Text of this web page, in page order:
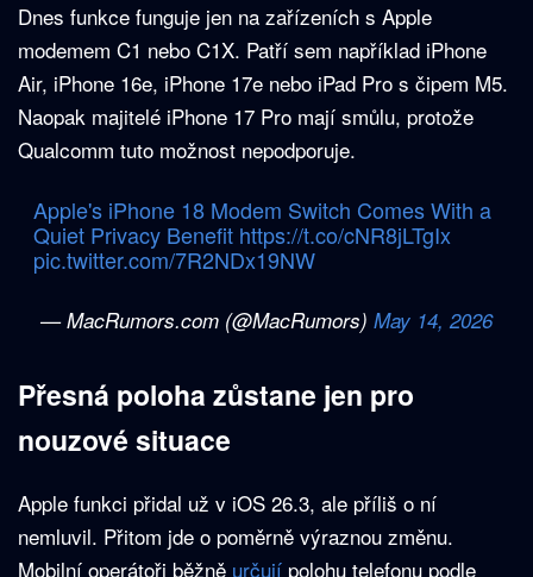
Dnes funkce funguje jen na zařízeních s Apple
modemem C1 nebo C1X. Patří sem například iPhone
Air, iPhone 16e, iPhone 17e nebo iPad Pro s čipem M5.
Naopak majitelé iPhone 17 Pro mají smůlu, protože
Qualcomm tuto možnost nepodporuje.
Apple's iPhone 18 Modem Switch Comes With a
Quiet Privacy Benefit https://t.co/cNR8jLTgIx
pic.twitter.com/7R2NDx19NW
— MacRumors.com (@MacRumors) May 14, 2026
Přesná poloha zůstane jen pro
nouzové situace
Apple funkci přidal už v iOS 26.3, ale příliš o ní
nemluvil. Přitom jde o poměrně výraznou změnu.
Mobilní operátoři běžně určují polohu telefonu podle